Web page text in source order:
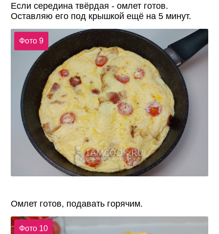
Если середина твёрдая - омлет готов.
Оставляю его под крышкой ещё на 5 минут.
Фото 9
Омлет готов, подавать горячим.
Фото 10